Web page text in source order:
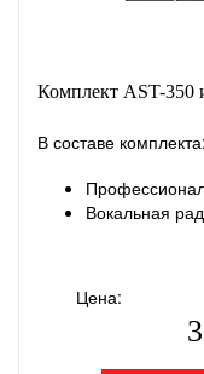
Комплект AST-350
В составе комплекта:
Вокальная
Цена: